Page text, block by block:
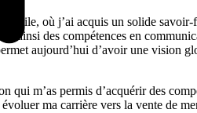
textile, où j’ai acquis un solide
ainsi des compétences en
aujourd’hui d’avoir une vision
m’as permis d’acquérir des
évoluer ma carrière vers la vente de